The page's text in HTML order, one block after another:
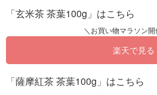
「玄米茶 茶葉100g」はこちら
楽天で見る
「薩摩紅茶 茶葉100g」はこちら